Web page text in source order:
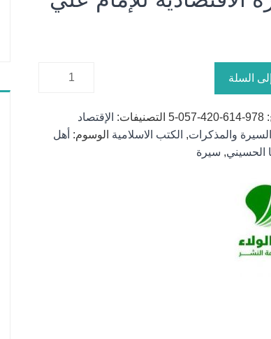
للإمام
علي
السلة
978-614-420-057-5 التصنيفات: الإقتصاد
السيرة والمذكرات, الكتب الاسلامية الوسوم: أهل
الحسيني, سيرة